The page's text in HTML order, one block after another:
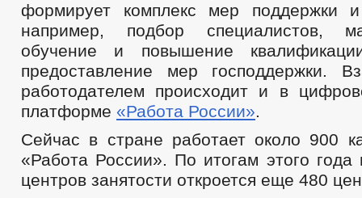
формирует комплекс мер поддержки
например, подбор специалистов,
обучение и повышение
предоставление мер господдержки.
работодателем происходит и в
платформе «Работа России».
Сейчас в стране работает около 900
«Работа России». По итогам этого
центров занятости откроется еще 480